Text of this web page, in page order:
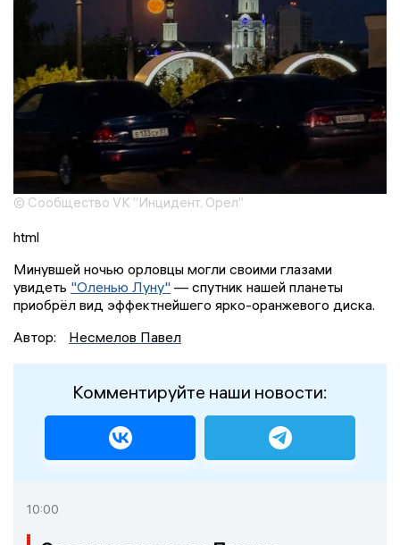
© Сообщество VK “Инцидент. Орел”
html
Минувшей ночью орловцы могли своими глазами
увидеть "Оленью Луну" — спутник нашей планеты
приобрёл вид эффектнейшего ярко-оранжевого диска.
Автор:
Несмелов Павел
Комментируйте наши новости:
10:00